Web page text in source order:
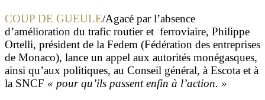
COUP DE GUEULE/Agacé par l’absence
d’amélioration du trafic routier et ferroviaire, Philippe
Ortelli, président de la Fedem (Fédération des entreprises
de Monaco), lance un appel aux autorités monégasques,
ainsi qu’aux politiques, au Conseil général, à Escota et à
la SNCF « pour qu’ils passent enfin à l’action. »